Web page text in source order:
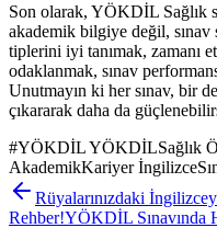
Son olarak, YÖKDİL Sağlık
akademik bilgiye değil, sınav
tiplerini iyi tanımak, zamanı
odaklanmak, sınav
Unutmayın ki her sınav, bir
çıkararak daha da
#YÖKDİL YÖKDİLSağlık
AkademikKariyer
Rüyalarınızdaki
Rehber!YÖKDİL Sınavında